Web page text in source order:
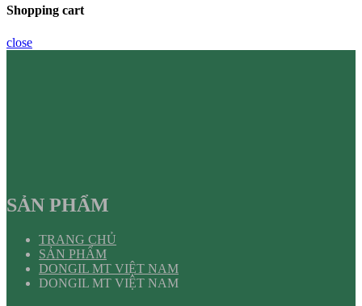
Shopping cart
close
SẢN PHẨM
TRANG CHỦ
SẢN PHẨM
DONGIL MT VIỆT NAM
DONGIL MT VIỆT NAM